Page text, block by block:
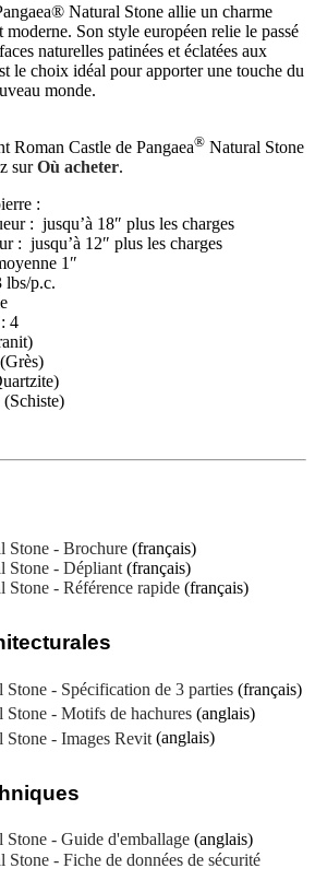
Natural Stone allie un charme
moderne. Son style européen relie le passé
naturelles patinées et éclatées aux
le choix idéal pour apporter une touche du
monde.
Roman Castle de Pangaea® Natural Stone
surOù acheter.
:
: jusqu’à 18″ plus les charges
: jusqu’à 12″ plus les charges
1″
lbs/p.c.
4
Stone - Brochure (français)
Stone - Dépliant (français)
Stone - Référence rapide (français)
Stone - Spécification de 3 parties (français)
Stone - Motifs de hachures (anglais)
Stone - Images Revit (anglais)
Stone - Guide d'emballage (anglais)
Stone - Fiche de données de sécurité